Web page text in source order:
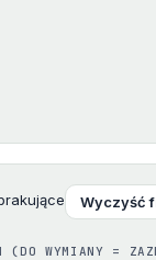
Wyczyść
(DO WYMIANY =